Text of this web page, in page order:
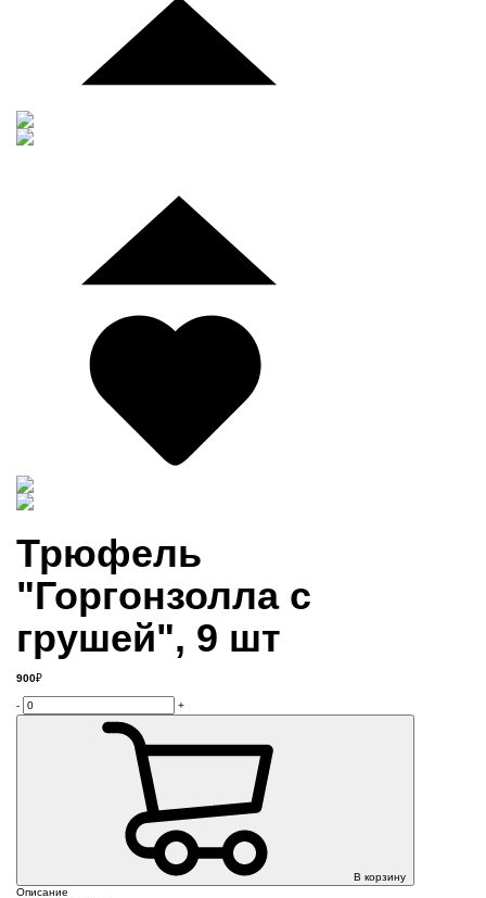
Трюфель
"Горгонзолла с
грушей", 9 шт
900₽
- +
В корзину
Описание